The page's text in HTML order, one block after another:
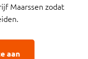
Maarssen zodat
aan